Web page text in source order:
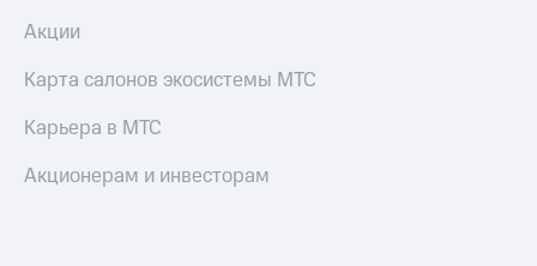
Акции
Карта салонов экосистемы МТС
Карьера в МТС
Акционерам и инвесторам